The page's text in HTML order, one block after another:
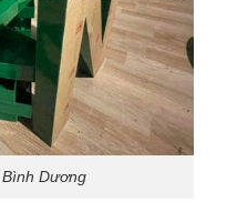
Dương